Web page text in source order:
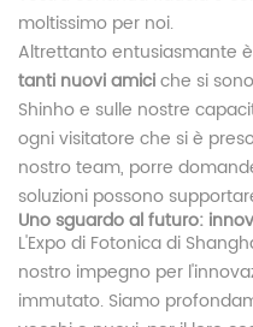
moltissimo per noi.
Altrettanto entusiasmante
tanti nuovi amiciche si
Shinho e sulle nostre
ogni visitatore che si è
nostro team, porre
soluzioni possono
Uno sguardo al futuro:
L'Expo di Fotonica di
nostro impegno per
immutato. Siamo